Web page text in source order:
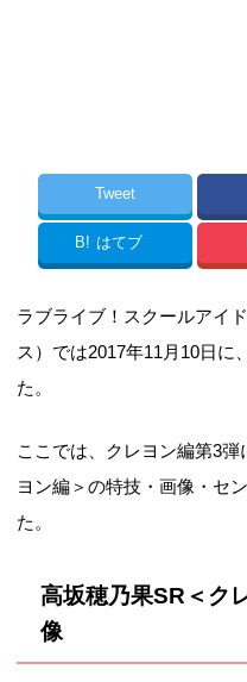
Tweet
B! はてブ
ラブライブ！スクールアイ
ス）では2017年11月10日に
た。
ここでは、クレヨン編第3
ヨン編＞の特技・画像・セ
た。
高坂穂乃果SR＜ク
像